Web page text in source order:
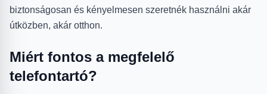
biztonságosan és kényelmesen szeretnék használni akár
útközben, akár otthon.
Miért fontos a megfelelő
telefontartó?